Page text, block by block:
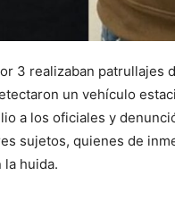
3 realizaban patrullajes
un vehículo
a los oficiales y
sujetos, quienes de
huida.